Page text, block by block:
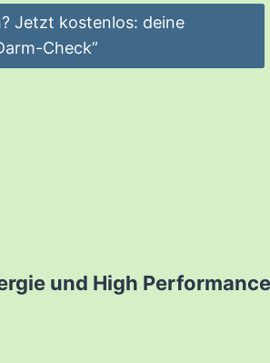
Jetzt kostenlos: deine
Check”
und High